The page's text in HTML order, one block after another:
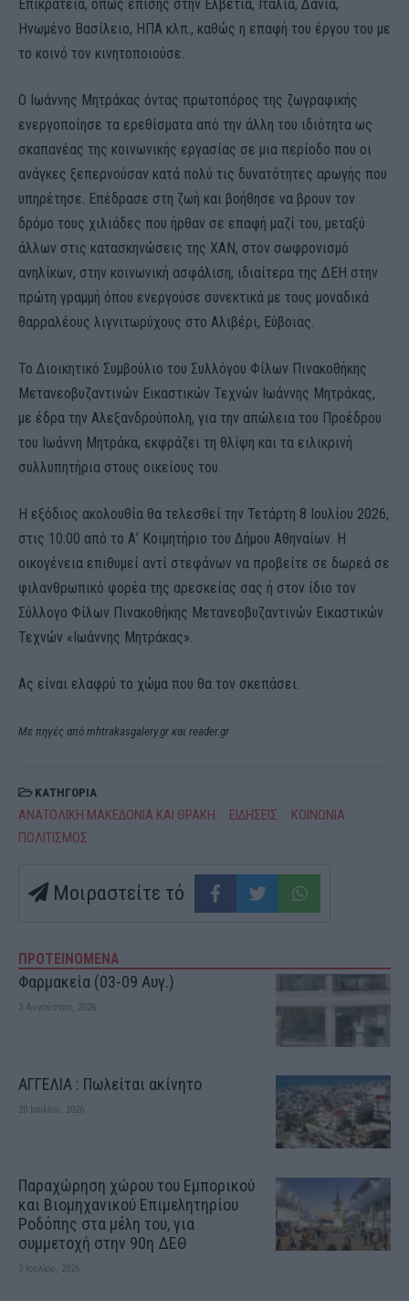
Επικράτεια, όπως επίσης στην Ελβετία, Ιταλία, Δανία,
Ηνωμένο Βασίλειο, ΗΠΑ κλπ., καθώς η επαφή του έργου του με
το κοινό τον κινητοποιούσε.
Ο Ιωάννης Μητράκας όντας πρωτοπόρος της ζωγραφικής
ενεργοποίησε τα ερεθίσματα από την άλλη του ιδιότητα ως
σκαπανέας της κοινωνικής εργασίας σε μια περίοδο που οι
ανάγκες ξεπερνούσαν κατά πολύ τις δυνατότητες αρωγής που
υπηρέτησε. Επέδρασε στη ζωή και βοήθησε να βρουν τον
δρόμο τους χιλιάδες που ήρθαν σε επαφή μαζί του, μεταξύ
άλλων στις κατασκηνώσεις της ΧΑΝ, στον σωφρονισμό
ανηλίκων, στην κοινωνική ασφάλιση, ιδιαίτερα της ΔΕΗ στην
πρώτη γραμμή όπoυ ενεργούσε συνεκτικά με τους μοναδικά
θαρραλέους λιγνιτωρύχους στο Αλιβέρι, Εύβοιας.
Το Διοικητικό Συμβούλιο του Συλλόγου Φίλων Πινακοθήκης
Μετανεοβυζαντινών Εικαστικών Τεχνών Ιωάννης Μητράκας,
με έδρα την Αλεξανδρούπολη, για την απώλεια του Προέδρου
του Ιωάννη Μητράκα, εκφράζει τη θλίψη και τα ειλικρινή
συλλυπητήρια στους οικείους του.
Η εξόδιος ακολουθία θα τελεσθεί την Τετάρτη 8 Ιουλίου 2026,
στις 10:00 από το Α’ Κοιμητήριο του Δήμου Αθηναίων. Η
οικογένεια επιθυμεί αντί στεφάνων να προβείτε σε δωρεά σε
φιλανθρωπικό φορέα της αρεσκείας σας ή στον ίδιο τον
Σύλλογο Φίλων Πινακοθήκης Μετανεοβυζαντινών Εικαστικών
Τεχνών «Ιωάννης Μητράκας».
Ας είναι ελαφρύ το χώμα που θα τον σκεπάσει.
Με πηγές από mhtrakasgalery.gr και reader.gr
ΚΑΤΗΓΟΡΙΑ
ΑΝΑΤΟΛΙΚΗ ΜΑΚΕΔΟΝΙΑ ΚΑΙ ΘΡΑΚΗ ΕΙΔΗΣΕΙΣ
ΚΟΙΝΩΝΙΑ
ΠΟΛΙΤΙΣΜΟΣ
Μοιραστείτε τό
ΠΡΟΤΕΙΝΟΜΕΝΑ
Φαρμακεία (03-09 Αυγ.)
3 Αυγούστου, 2026
ΑΓΓΕΛΙΑ : Πωλείται ακίνητο
20 Ιουλίου, 2026
Παραχώρηση χώρου του Εμπορικού
και Βιομηχανικού Επιμελητηρίου
Ροδόπης στα μέλη του, για
συμμετοχή στην 90η ΔΕΘ
3 Ιουλίου, 2026